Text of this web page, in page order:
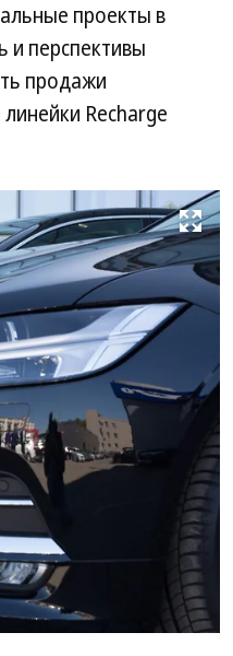
проекты в
и перспективы
продажи
Recharge
Развернуть на весь экран